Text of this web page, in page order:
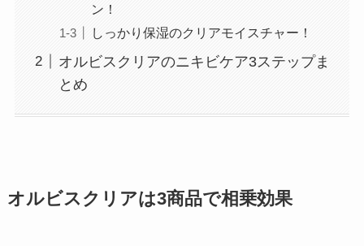
ン！
しっかり保湿のクリアモイスチャー！
オルビスクリアのニキビケア3ステップま
とめ
オルビスクリアは3商品で相乗効果